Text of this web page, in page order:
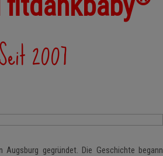
2007
gegründet. Die Geschichte begann